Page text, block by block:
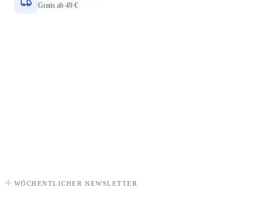
Gratis ab 49 €
WÖCHENTLICHER NEWSLETTER